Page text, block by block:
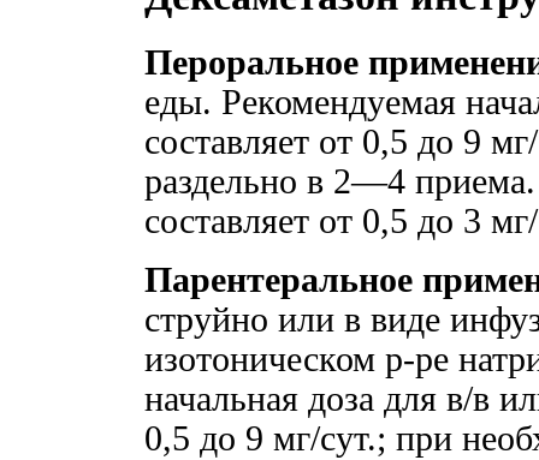
Пероральное
еды. Рекомендуемая
составляет от 0,5 до 9
раздельно в 2—4
составляет от 0,5 до 3
Парентеральное
струйно или в виде
изотоническом р-ре
начальная доза для в/в
0,5 до 9 мг/сут.; при